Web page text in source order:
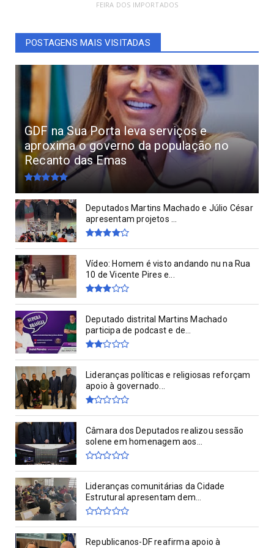
FEIRA DOS IMPORTADOS
POSTAGENS MAIS VISITADAS
GDF na Sua Porta leva serviços e
aproxima o governo da população no
Recanto das Emas
Deputados Martins Machado e Júlio César
apresentam projetos ...
Vídeo: Homem é visto andando nu na Rua
10 de Vicente Pires e...
Deputado distrital Martins Machado
participa de podcast e de...
Lideranças políticas e religiosas reforçam
apoio à governado...
Câmara dos Deputados realizou sessão
solene em homenagem aos...
Lideranças comunitárias da Cidade
Estrutural apresentam dem...
Republicanos-DF reafirma apoio à